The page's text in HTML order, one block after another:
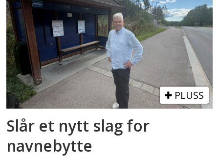
PLUSS
Slår et nytt slag for
navnebytte